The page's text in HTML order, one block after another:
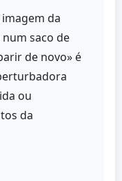
imagem da
saco de
de novo» é
ou
da